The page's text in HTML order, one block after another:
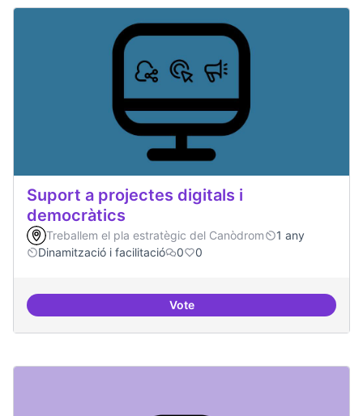
Suport a projectes digitals i
democràtics
Treballem el pla estratègic del Canòdrom
1 any
Dinamització i facilitació
0 0
VoteSuport a projectes digitals i